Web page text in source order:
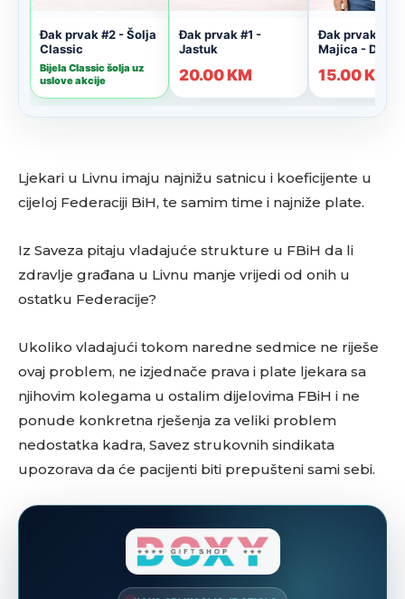
Ljekari u Livnu imaju najnižu satnicu i koeficijente u
cijeloj Federaciji BiH, te samim time i najniže plate.
Iz Saveza pitaju vladajuće strukture u FBiH da li
zdravlje građana u Livnu manje vrijedi od onih u
ostatku Federacije?
Ukoliko vladajući tokom naredne sedmice ne riješe
ovaj problem, ne izjednače prava i plate ljekara sa
njihovim kolegama u ostalim dijelovima FBiH i ne
ponude konkretna rješenja za veliki problem
nedostatka kadra, Savez strukovnih sindikata
upozorava da će pacijenti biti prepušteni sami sebi.